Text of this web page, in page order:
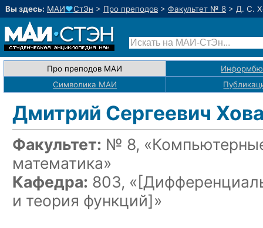
Вы здесь: МАИ♥СтЭн > Про преподов > Факультет № 8 > Д. С.
Про преподов МАИ
Символика МАИ
Дмитрий Сергеевич
Факультет: № 8,
математика»
Кафедра: 803, «
и теория функций]»